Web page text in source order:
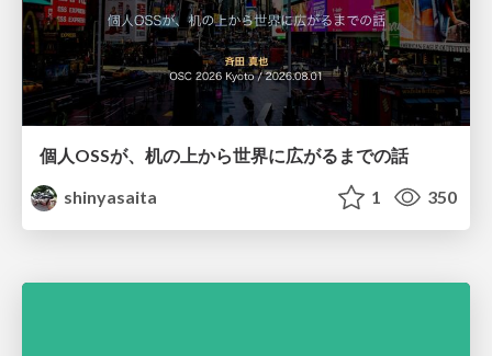
個人OSSが、机の上から世界に広がるまでの話
shinyasaita
1 350